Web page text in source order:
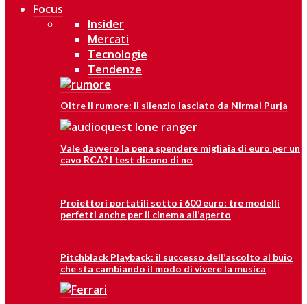
Focus
Insider
Mercati
Tecnologie
Tendenze
Oltre il rumore: il silenzio lasciato da Nirmal Purja
Vale davvero la pena spendere migliaia di euro per un
cavo RCA? I test dicono di no
Proiettori portatili sotto i 600 euro: tre modelli
perfetti anche per il cinema all’aperto
Pitchblack Playback: il successo dell’ascolto al buio
che sta cambiando il modo di vivere la musica